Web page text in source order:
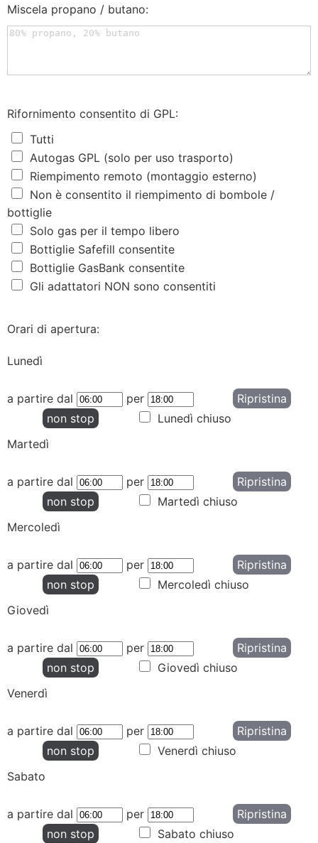
Miscela propano / butano:
Rifornimento consentito di GPL:
Tutti
Autogas GPL (solo per uso trasporto)
Riempimento remoto (montaggio esterno)
Non è consentito il riempimento di bombole /
bottiglie
Solo gas per il tempo libero
Bottiglie Safefill consentite
Bottiglie GasBank consentite
Gli adattatori NON sono consentiti
Orari di apertura:
Lunedì
a partire dal per
Ripristina
non stop
Lunedì chiuso
Martedì
a partire dal per
Ripristina
non stop
Martedì chiuso
Mercoledì
a partire dal per
Ripristina
non stop
Mercoledì chiuso
Giovedì
a partire dal per
Ripristina
non stop
Giovedì chiuso
Venerdì
a partire dal per
Ripristina
non stop
Venerdì chiuso
Sabato
a partire dal per
Ripristina
non stop
Sabato chiuso